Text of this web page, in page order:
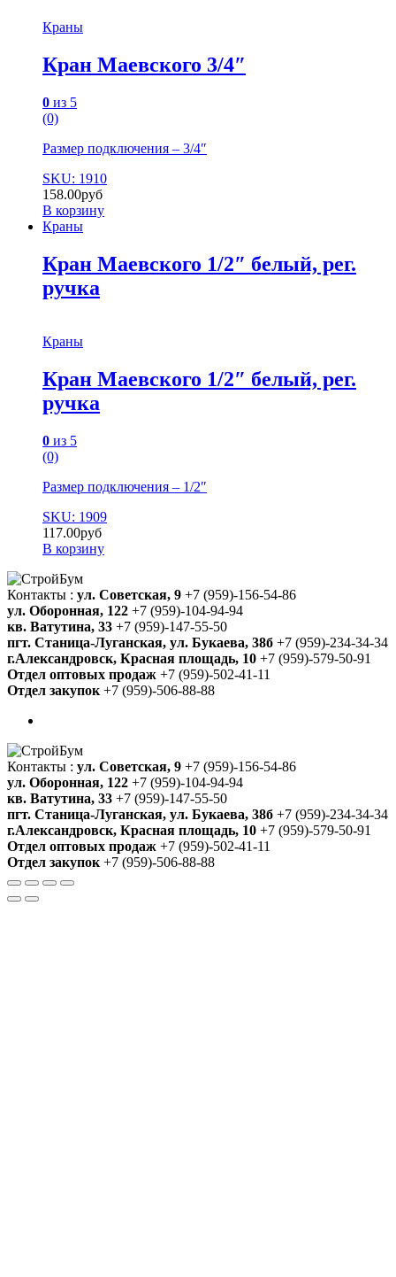
Краны
Кран Маевского 3/4″
0 из 5
(0)
Размер подключения – 3/4″
SKU: 1910
158.00руб
В корзину
Краны
Кран Маевского 1/2″ белый, рег.
ручка
Краны
Кран Маевского 1/2″ белый, рег.
ручка
0 из 5
(0)
Размер подключения – 1/2″
SKU: 1909
117.00руб
В корзину
Контакты : ул. Советская, 9 +7 (959)-156-54-86
ул. Оборонная, 122 +7 (959)-104-94-94
кв. Ватутина, 33 +7 (959)-147-55-50
пгт. Станица-Луганская, ул. Букаева, 38б +7 (959)-234-34-34
г.Александровск, Красная площадь, 10 +7 (959)-579-50-91
Отдел оптовых продаж +7 (959)-502-41-11
Отдел закупок +7 (959)-506-88-88
Контакты : ул. Советская, 9 +7 (959)-156-54-86
ул. Оборонная, 122 +7 (959)-104-94-94
кв. Ватутина, 33 +7 (959)-147-55-50
пгт. Станица-Луганская, ул. Букаева, 38б +7 (959)-234-34-34
г.Александровск, Красная площадь, 10 +7 (959)-579-50-91
Отдел оптовых продаж +7 (959)-502-41-11
Отдел закупок +7 (959)-506-88-88